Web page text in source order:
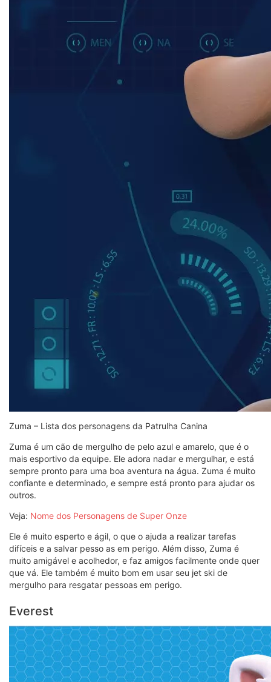
Zuma – Lista dos personagens da Patrulha Canina
Zuma é um cão de mergulho de pelo azul e amarelo, que é o
mais esportivo da equipe. Ele adora nadar e mergulhar, e está
sempre pronto para uma boa aventura na água. Zuma é muito
confiante e determinado, e sempre está pronto para ajudar os
outros.
Veja: Nome dos Personagens de Super Onze
Ele é muito esperto e ágil, o que o ajuda a realizar tarefas
difíceis e a salvar pesso as em perigo. Além disso, Zuma é
muito amigável e acolhedor, e faz amigos facilmente onde quer
que vá. Ele também é muito bom em usar seu jet ski de
mergulho para resgatar pessoas em perigo.
Everest